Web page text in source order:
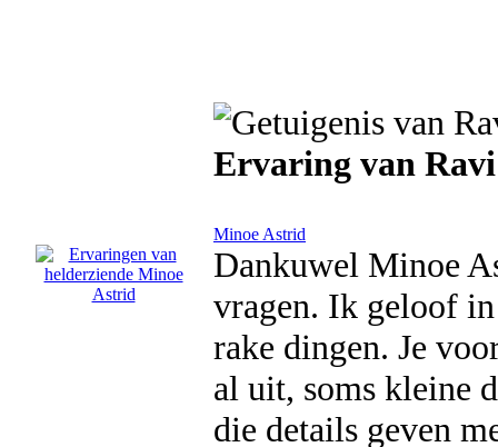
Ervaring van Ravi
Minoe Astrid
Dankuwel Minoe
vragen. Ik geloof
rake dingen. Je
al uit, soms kleine
die details geven